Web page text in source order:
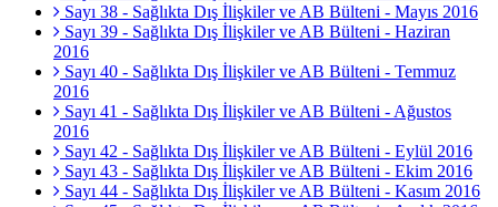
Sayı 38 - Sağlıkta Dış İlişkiler ve AB Bülteni - Mayıs 2016
Sayı 39 - Sağlıkta Dış İlişkiler ve AB Bülteni - Haziran
2016
Sayı 40 - Sağlıkta Dış İlişkiler ve AB Bülteni - Temmuz
2016
Sayı 41 - Sağlıkta Dış İlişkiler ve AB Bülteni - Ağustos
2016
Sayı 42 - Sağlıkta Dış İlişkiler ve AB Bülteni - Eylül 2016
Sayı 43 - Sağlıkta Dış İlişkiler ve AB Bülteni - Ekim 2016
Sayı 44 - Sağlıkta Dış İlişkiler ve AB Bülteni - Kasım 2016